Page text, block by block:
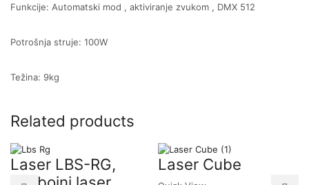
Funkcije: Automatski mod , aktiviranje zvukom , DMX 512
Potrošnja struje: 100W
Težina: 9kg
Related products
Laser LBS-RG,
Laser Cube